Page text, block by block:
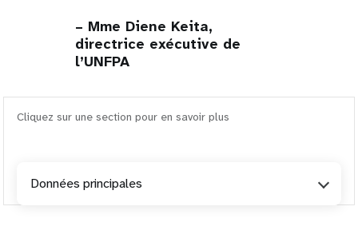
– Mme Diene Keita,
directrice exécutive de
l’UNFPA
Cliquez sur une section pour en savoir plus
Données principales